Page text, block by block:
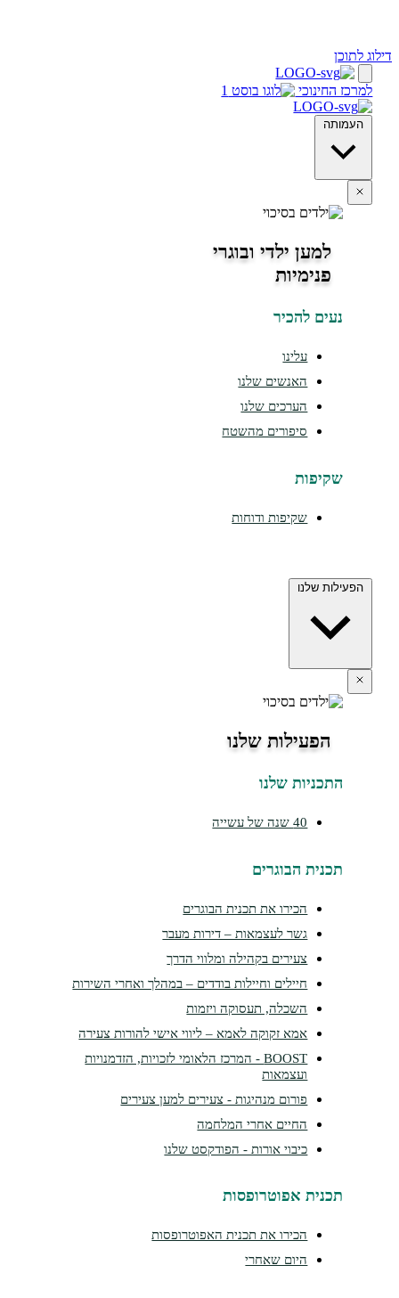
ילדי ובוגרי
האנשים שלנו
הערכים שלנו
סיפורים מהשטח
שקיפות ודוחות
שלנו
שלנו
הבוגרים
הכירו את תכנית הבוגרים
גשר לעצמאות – דירות מעבר
צעירים בקהילה ומלווי הדרך
חיילים וחיילות בודדים – במהלך ואחרי השירות
השכלה, תעסוקה ויזמות
אמא זקוקה לאמא – ליווי אישי להורות צעירה
BOOST - המרכז הלאומי לזכויות, הזדמנויות
פורום מנהיגות - צעירים למען צעירים
החיים אחרי המלחמה
כיבוי אורות - הפודקסט שלנו
אפוטרופסות
הכירו את תכנית האפוטרופסות
היום שאחרי